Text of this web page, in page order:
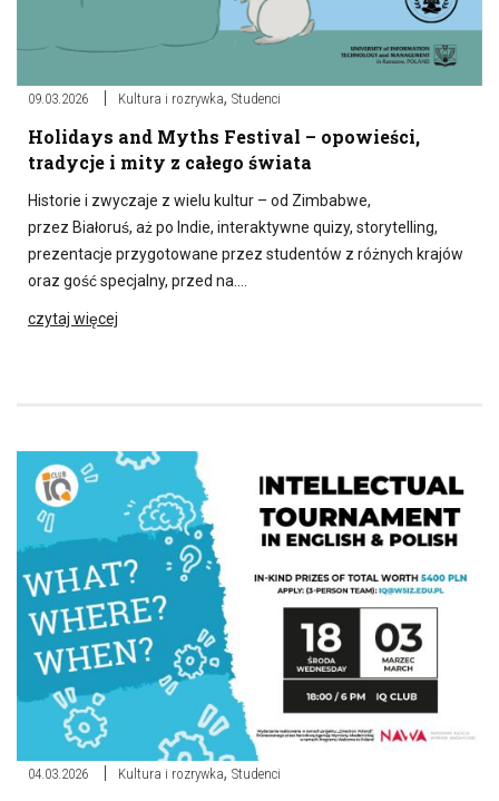
09.03.2026 Kultura i rozrywka, Studenci
Holidays and Myths Festival – opowieści,
tradycje i mity z całego świata
Historie i zwyczaje z wielu kultur – od Zimbabwe,
przez Białoruś, aż po Indie, interaktywne quizy, storytelling,
prezentacje przygotowane przez studentów z różnych krajów
oraz gość specjalny, przed na….
czytaj więcej
04.03.2026 Kultura i rozrywka, Studenci